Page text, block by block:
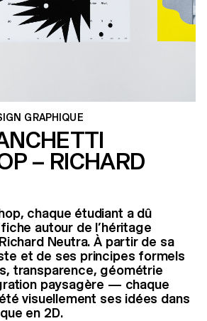
GRAPHIQUE
– RICHARD
chaque étudiant a dû
autour de l’héritage
Neutra. À partir de sa
et de ses principes formels
transparence, géométrie
paysagère — chaque
visuellement ses idées dans
en 2D.